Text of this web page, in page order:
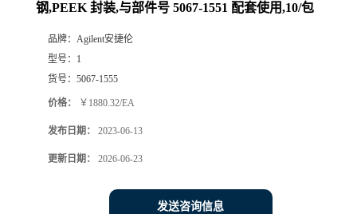
钢,PEEK 封装,与部件号 5067-1551 配套使用,10/包
品牌： Agilent安捷伦
型号： 1
货号： 5067-1555
价格： ￥1880.32/EA
发布日期： 2023-06-13
更新日期： 2026-06-23
发送咨询信息